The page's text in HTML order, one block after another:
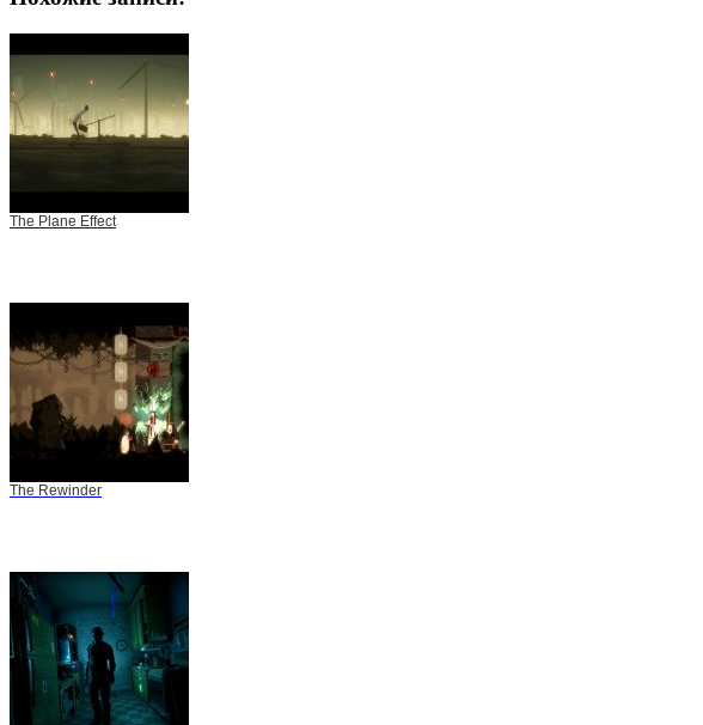
The Plane Effect
The Rewinder